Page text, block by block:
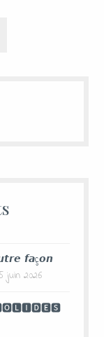
𝙛𝙖ç𝙤𝙣
juin 2026